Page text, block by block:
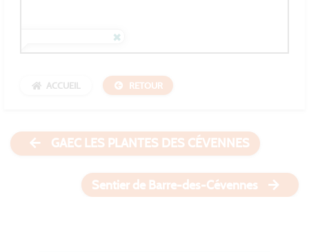
ACCUEIL RETOUR
GAEC LES PLANTES DES CÉVENNES
Sentier de Barre-des-Cévennes